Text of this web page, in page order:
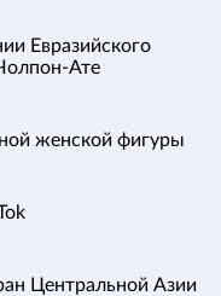
Евразийского
Ате
женской фигуры
Центральной Азии